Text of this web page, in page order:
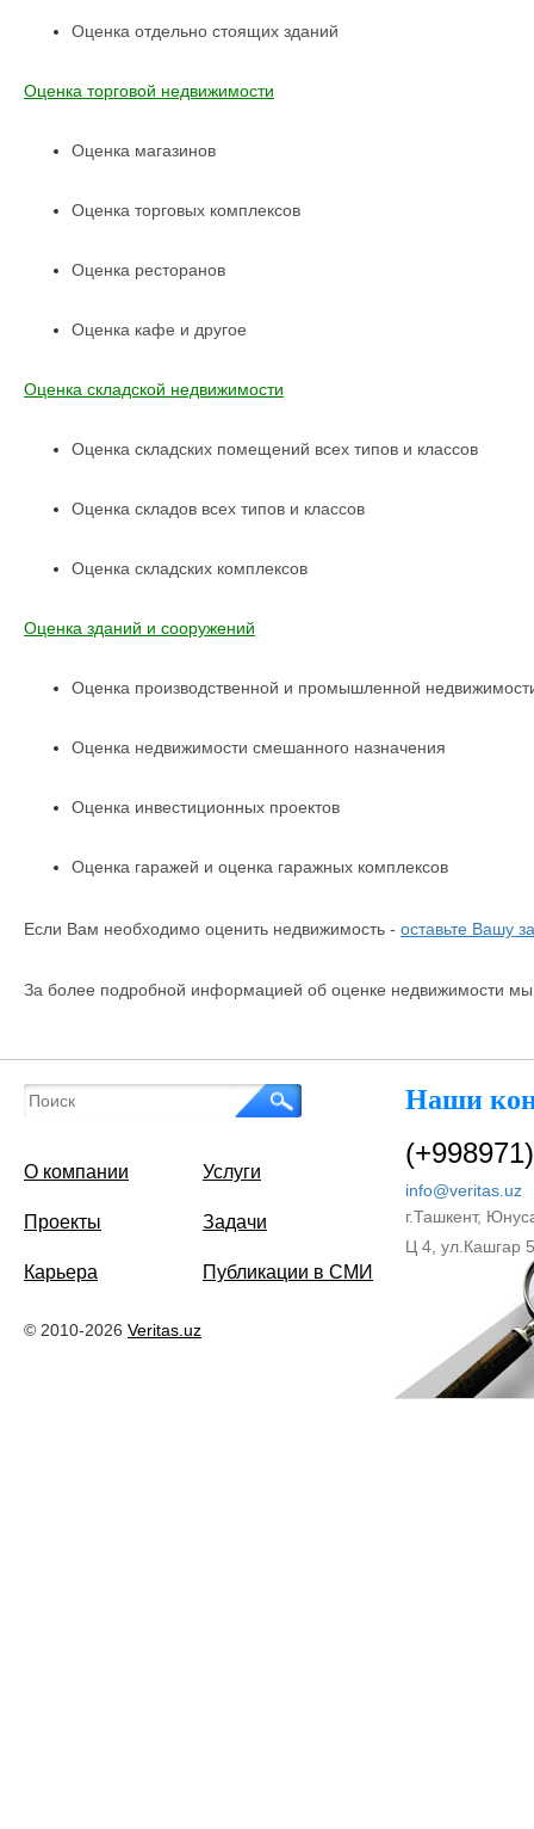
Оценка отдельно стоящих зданий
Оценка торговой недвижимости
Оценка магазинов
Оценка торговых комплексов
Оценка ресторанов
Оценка кафе и другое
Оценка складской недвижимости
Оценка складских помещений всех типов и классов
Оценка складов всех типов и классов
Оценка складских комплексов
Оценка зданий и сооружений
Оценка производственной и промышленной
Оценка недвижимости смешанного назначения
Оценка инвестиционных проектов
Оценка гаражей и оценка гаражных комплексов
Если Вам необходимо оценить недвижимость - оставьте Вашу
За более подробной информацией об оценке недвижимости
О компании Услуги
Проекты Задачи
Карьера Публикации в СМИ
© 2010-2026 Veritas.uz
Наши
info@veritas.uz
г.Ташкент,
Ц 4, ул.Кашгар